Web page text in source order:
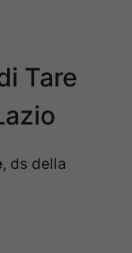
Tare
, ds della